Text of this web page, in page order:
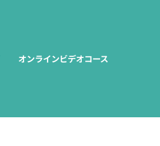
オンラインビデオコース